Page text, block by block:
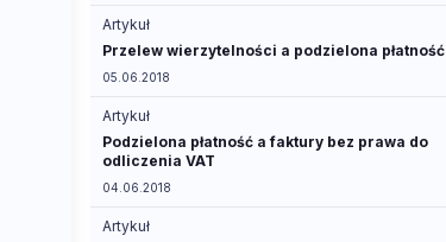
Artykuł
Przelew wierzytelności a podzielona płatność
05.06.2018
Artykuł
Podzielona płatność a faktury bez prawa do
odliczenia VAT
04.06.2018
Artykuł